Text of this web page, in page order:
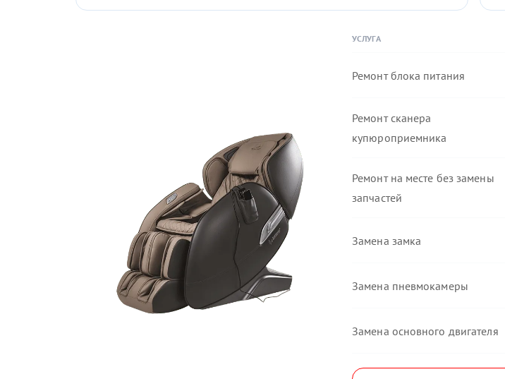
УСЛУГА
Ремонт блока питания
Ремонт сканера
купюроприемника
Ремонт на месте без замены
запчастей
Замена замка
Замена пневмокамеры
Замена основного двигателя